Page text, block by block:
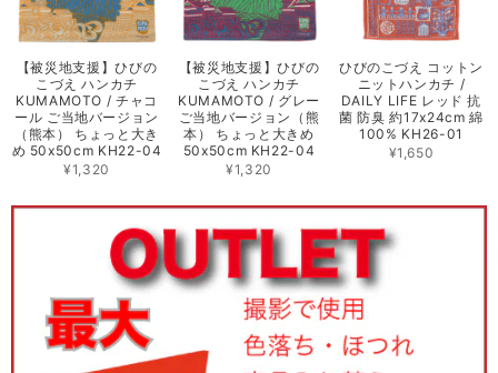
【被災地支援】ひびの
こづえ ハンカチ
KUMAMOTO / チャコ
ール ご当地バージョン
（熊本） ちょっと大き
め 50x50cm KH22-04
¥1,320
【被災地支援】ひびの
こづえ ハンカチ
KUMAMOTO / グレー
ご当地バージョン（熊
本） ちょっと大きめ
50x50cm KH22-04
¥1,320
ひびのこづえ コットン
ニットハンカチ /
DAILY LIFE レッド 抗
菌 防臭 約17x24cm 綿
100% KH26-01
¥1,650